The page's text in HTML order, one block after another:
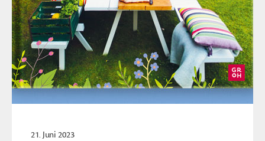
21. Juni 2023